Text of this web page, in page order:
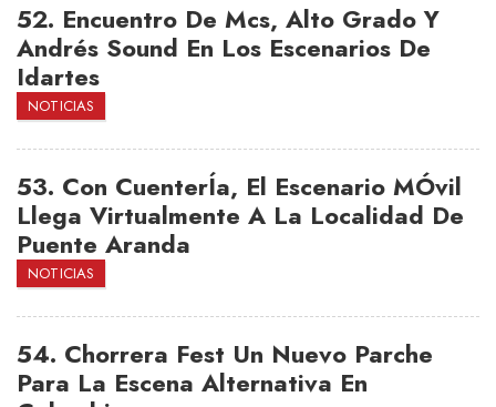
52. Encuentro De Mcs, Alto Grado Y
Andrés Sound En Los Escenarios De
Idartes
NOTICIAS
53. Con CuenterÍa, El Escenario MÓvil
Llega Virtualmente A La Localidad De
Puente Aranda
NOTICIAS
54. Chorrera Fest Un Nuevo Parche
Para La Escena Alternativa En